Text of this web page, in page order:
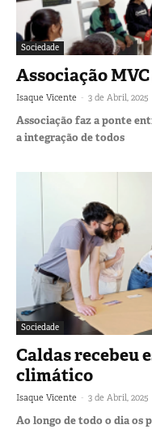
Sociedade
Associação
Isaque Vicente - 3 de Abril, 2025
Associação faz a ponte
a integração de todos
Sociedade
Caldas recebeu
climático
Isaque Vicente - 3 de Abril, 2025
Ao longo de todo o dia os